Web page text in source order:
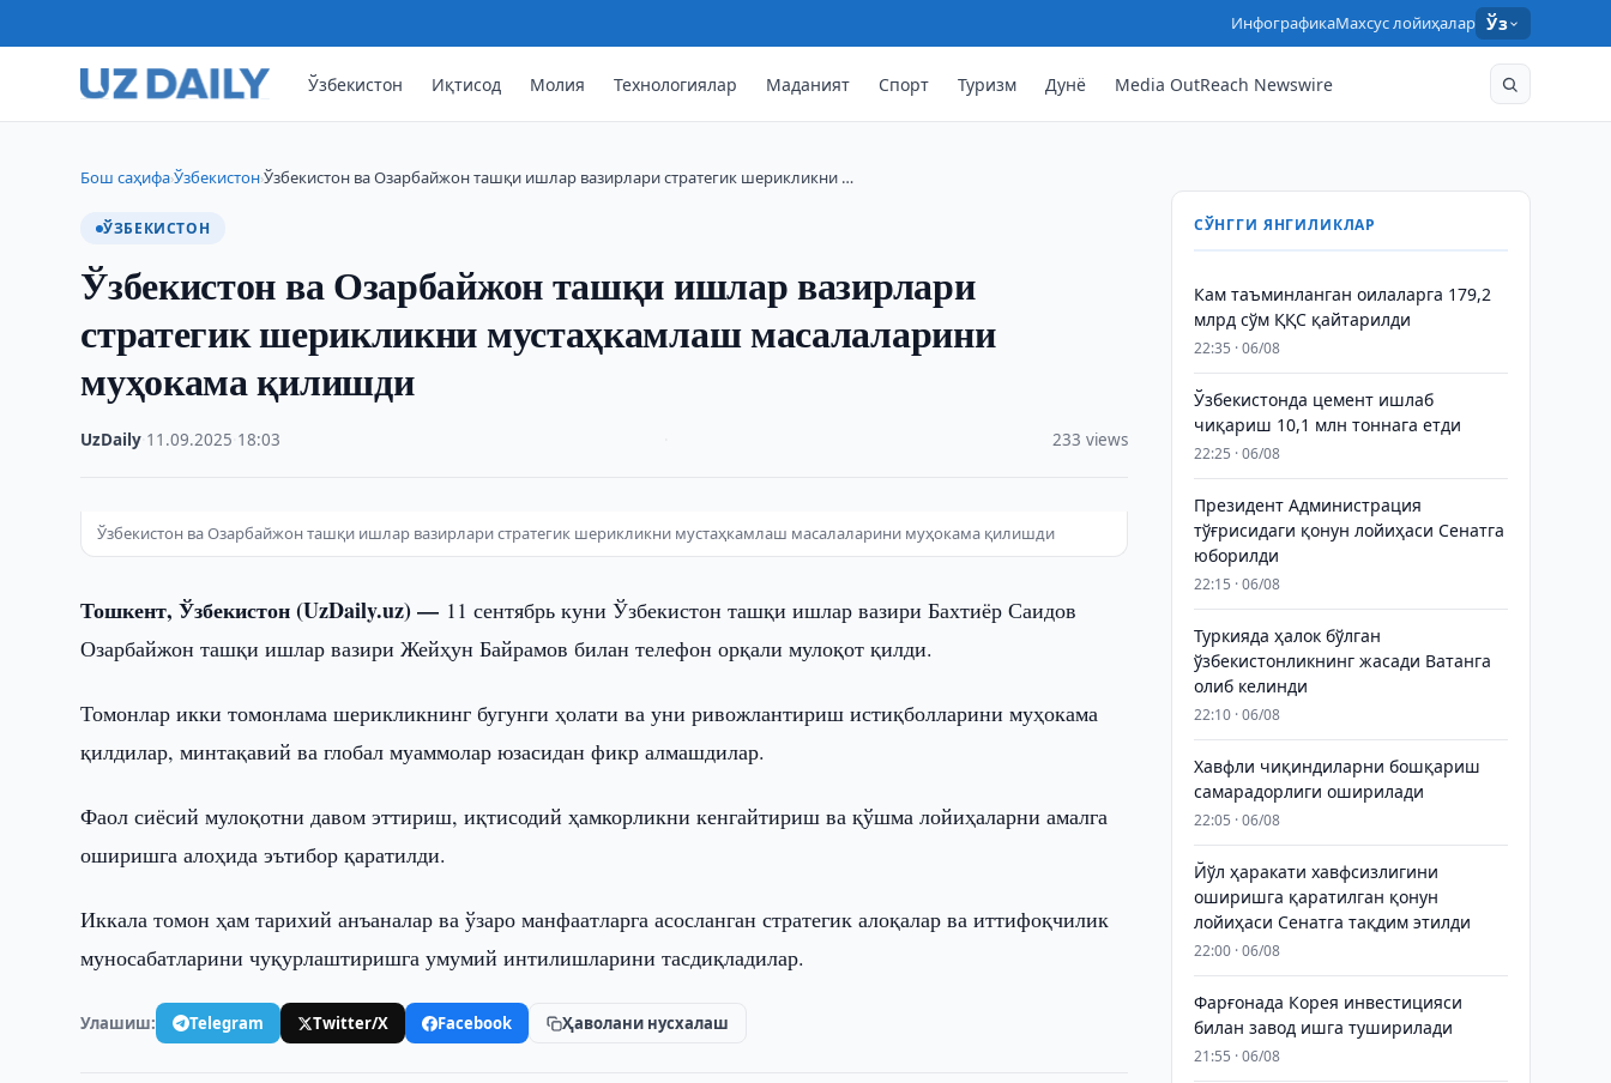
ИнфографикаМахсус лойиҳалар Ўз
Ўзбекистон Иқтисод Молия Технологиялар Маданият Спорт Туризм Дунё Media OutReach Newswire
Бош саҳифа›Ўзбекистон›Ўзбекистон ва Озарбайжон ташқи ишлар вазирлари стратегик шерикликни …
ЎЗБЕКИСТОН
Ўзбекистон ва Озарбайжон ташқи ишлар вазирлари
стратегик шерикликни мустаҳкамлаш масалаларини
муҳокама қилишди
UzDaily 11.09.2025 18:03 233 views
Ўзбекистон ва Озарбайжон ташқи ишлар вазирлари стратегик шерикликни мустаҳкамлаш масалаларини муҳокама қилишди
Тошкент, Ўзбекистон (UzDaily.uz) — 11 сентябрь куни Ўзбекистон ташқи ишлар вазири Бахтиёр Саидов
Озарбайжон ташқи ишлар вазири Жейҳун Байрамов билан телефон орқали мулоқот қилди.
Томонлар икки томонлама шерикликнинг бугунги ҳолати ва уни ривожлантириш истиқболларини муҳокама
қилдилар, минтақавий ва глобал муаммолар юзасидан фикр алмашдилар.
Фаол сиёсий мулоқотни давом эттириш, иқтисодий ҳамкорликни кенгайтириш ва қўшма лойиҳаларни амалга
оширишга алоҳида эътибор қаратилди.
Иккала томон ҳам тарихий анъаналар ва ўзаро манфаатларга асосланган стратегик алоқалар ва иттифоқчилик
муносабатларини чуқурлаштиришга умумий интилишларини тасдиқладилар.
Улашиш: Telegram Twitter/X Facebook Ҳаволани нусхалаш
СЎНГГИ ЯНГИЛИКЛАР
Кам таъминланган оилаларга 179,2
млрд сўм ҚҚС қайтарилди
22:35 · 06/08
Ўзбекистонда цемент ишлаб
чиқариш 10,1 млн тоннага етди
22:25 · 06/08
Президент Администрация
тўғрисидаги қонун лойиҳаси Сенатга
юборилди
22:15 · 06/08
Туркияда ҳалок бўлган
ўзбекистонликнинг жасади Ватанга
олиб келинди
22:10 · 06/08
Хавфли чиқиндиларни бошқариш
самарадорлиги оширилади
22:05 · 06/08
Йўл ҳаракати хавфсизлигини
оширишга қаратилган қонун
лойиҳаси Сенатга тақдим этилди
22:00 · 06/08
Фарғонада Корея инвестицияси
билан завод ишга туширилади
21:55 · 06/08